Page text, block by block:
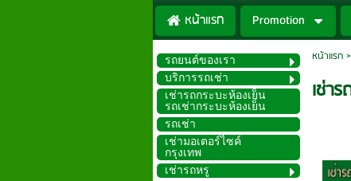
หน้าแรก Promotion
รถยนต์ของเรา
บริการรถเช่า
เช่ารถกระบะห้องเย็น
รถเช่ากระบะห้องเย็น
รถเช่า
เช่ามอเตอร์ไซค์
กรุงเทพ
เช่ารถหรู
หน้าแรก>
เช่า